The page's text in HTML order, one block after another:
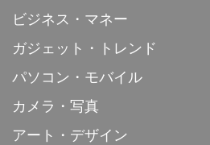
ビジネス・マネー
ガジェット・トレンド
パソコン・モバイル
カメラ・写真
アート・デザイン